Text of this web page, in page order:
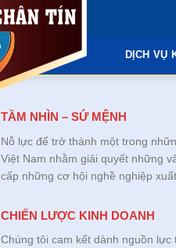
DỊCH VỤ
TẦM NHÌN – SỨ MỆNH
Nỗ lực để trở thành một trong
Việt Nam nhằm giải quyết những
cấp những cơ hội nghề nghiệp
CHIẾN LƯỢC KINH DOANH
Chúng tôi cam kết dành nguồn